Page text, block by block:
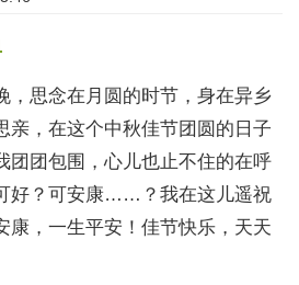
，思念在月圆的时节，身在异乡
亲，在这个中秋佳节团圆的日子
团团包围，心儿也止不住的在呼
好？可安康……？我在这儿遥祝
康，一生平安！佳节快乐，天天